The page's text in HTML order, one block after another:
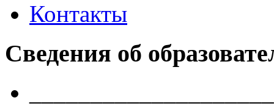
Контакты
Сведения об